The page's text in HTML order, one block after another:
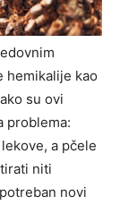
hemikalije kao
su ovi
problema:
a pčele
niti
novi